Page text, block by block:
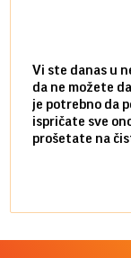
Vi ste danas u
da ne možete
je potrebno da
ispričate sve
prošetate na